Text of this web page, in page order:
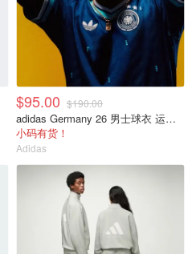
$95.00 $190.00
adidas Germany 26 男士球衣 运动款
小码有货！
Adidas